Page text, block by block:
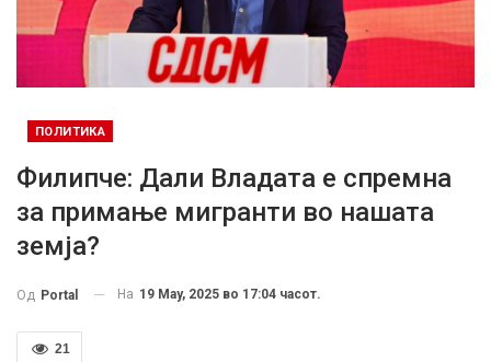
ПОЛИТИКА
Филипче: Дали Владата е спремна
за примање мигранти во нашата
земја?
Од Portal На 19 May, 2025 во 17:04 часот.
21